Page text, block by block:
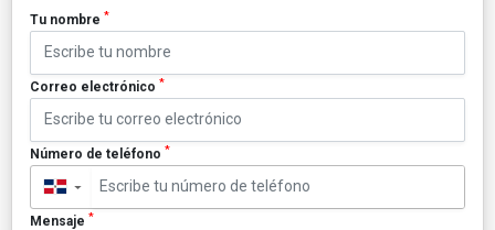
Tu nombre *
Correo electrónico *
Número de teléfono *
▼
Mensaje *